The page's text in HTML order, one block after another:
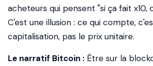
acheteurs qui pensent "si ça fait x10,
C'est une illusion : ce qui compte,
capitalisation, pas le prix unitaire.
Le narratif Bitcoin : Être sur la